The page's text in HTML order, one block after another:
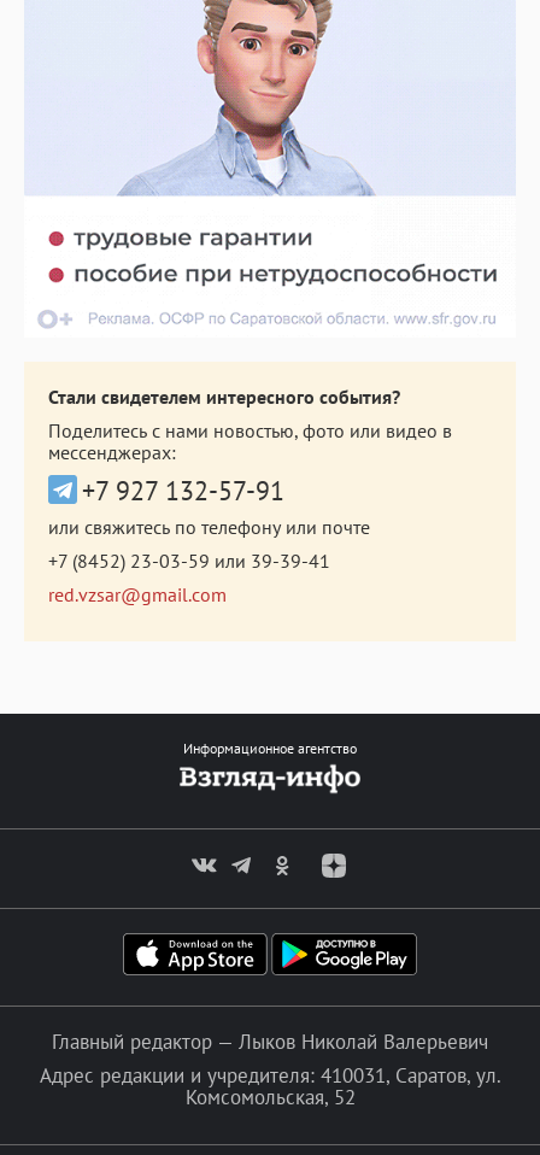
Стали свидетелем интересного события?
Поделитесь с нами новостью, фото или видео в
мессенджерах:
+7 927 132-57-91
или свяжитесь по телефону или почте
+7 (8452) 23-03-59 или 39-39-41
red.vzsar@gmail.com
Информационное агентство
Главный редактор — Лыков Николай Валерьевич
Адрес редакции и учредителя: 410031, Саратов, ул.
Комсомольская, 52